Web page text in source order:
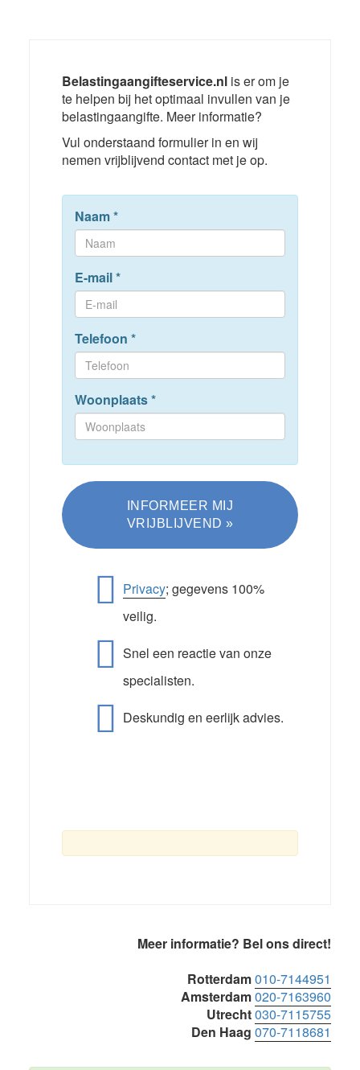
Belastingaangifteservice.nlis er om je
te helpen bij het optimaal invullen van je
belastingaangifte. Meer informatie?
Vul onderstaand formulier in en wij
nemen vrijblijvend contact met je op.
Naam*
E-mail*
Telefoon *
Woonplaats*
Privacy; gegevens 100%
veilig.
Snel een reactie van onze
specialisten.
Deskundig en eerlijk advies.
Meer informatie? Bel ons direct!
Rotterdam010-7144951
Amsterdam020-7163960
Utrecht030-7115755
Den Haag 070-7118681